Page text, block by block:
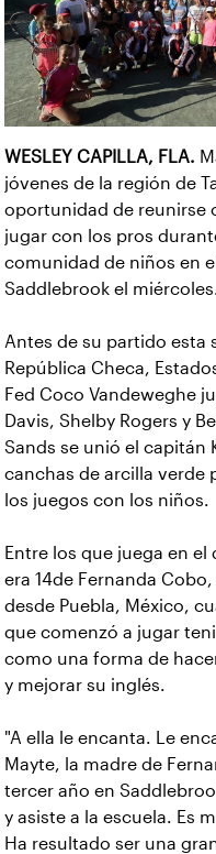
WESLEY CAPILLA, FLA.
jóvenes de la región de
oportunidad de reunirse
jugar con los pros
comunidad de niños en
Saddlebrook el
Antes de su partido esta
República Checa,
Fed Coco Vandeweghe
Davis, Shelby Rogers y
Sands se unió el capitán
canchas de arcilla verde
los juegos con los niños.
Entre los que juega en el
era 14de Fernanda
desde Puebla, México,
que comenzó a jugar
como una forma de
y mejorar su inglés.
"A ella le encanta. Le
Mayte, la madre de
tercer año en
y asiste a la escuela. Es
Ha resultado ser una